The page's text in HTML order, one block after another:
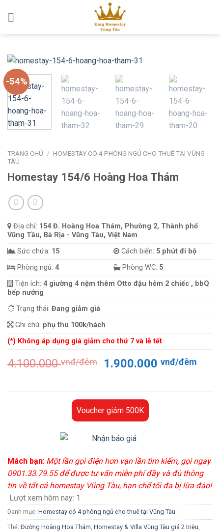
-54%
TRANG CHỦ / HOMESTAY CÓ 4 PHÒNG NGỦ CHO THUÊ TẠI VŨNG
TÀU
Homestay 154/6 Hoàng Hoa Thám
Địa chỉ: 154 Đ. Hoàng Hoa Thám, Phường 2, Thành phố
Vũng Tầu, Bà Rịa - Vũng Tàu, Việt Nam
Sức chứa: 15 Cách biển: 5 phút đi bộ
Phòng ngủ: 4 Phòng WC: 5
Tiện ích: 4 giường 4 nệm thêm Otto đậu hẻm 2 chiếc , bbQ
bếp nướng
Trạng thái: Đang giảm giá
Ghi chú: phụ thu 100k/hách
(*) Không áp dụng giá giảm cho thứ 7 và lễ tết
4.100.000vnđ/đêm
Giá
4.100.000 vnđ/
đêm.
1.900.000vnđ/đêm
Voucher giảm 500K
Mách bạn: Một lần gọi điện hơn vạn lần tìm kiếm, gọi ngay
0901.33.79.55 để được tư vấn miễn phí đầy và đủ thông
tin về tất cả homestay Vũng Tàu, hạn chế tối đa bị lừa đảo!
Lượt xem hôm nay: 1
Danh mục: Homestay có 4 phòng ngủ cho thuê tại Vũng Tàu
Thẻ: Đường Hoàng Hoa Thám Homestay & Villa Vũng Tàu giá 2 triệu